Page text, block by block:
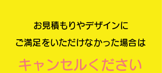
​お見積もりやデザインに
​ご満足をいただけなかった場合は
​キャンセルください